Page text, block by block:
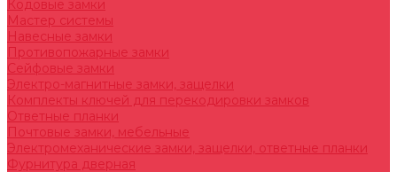
Кодовые замки
Мастер системы
Навесные замки
Противопожарные замки
Сейфовые замки
Электро-магнитные замки, защелки
Комплекты ключей для перекодировки замков
Ответные планки
Почтовые замки, мебельные
Электромеханические замки, защелки, ответные планки
Фурнитура дверная